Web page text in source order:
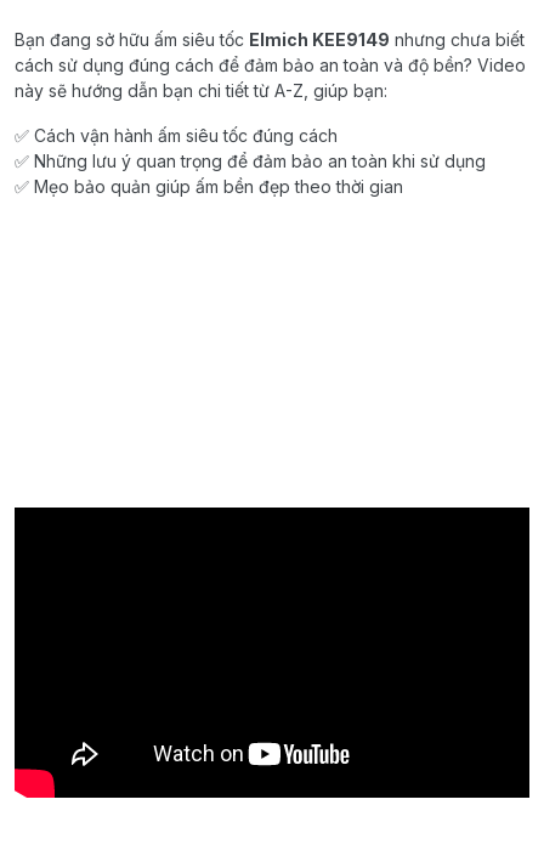
Bạn đang sở hữu ấm siêu tốc Elmich KEE9149 nhưng chưa biết
cách sử dụng đúng cách để đảm bảo an toàn và độ bền? Video
này sẽ hướng dẫn bạn chi tiết từ A-Z, giúp bạn:
✅ Cách vận hành ấm siêu tốc đúng cách
✅ Những lưu ý quan trọng để đảm bảo an toàn khi sử dụng
✅ Mẹo bảo quản giúp ấm bền đẹp theo thời gian